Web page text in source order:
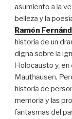
asumiento a la
belleza y la
Ramón
historia de un
digna sobre la
Holocausto y,
Mauthausen.
historia de
memoria y las
fantasmas del